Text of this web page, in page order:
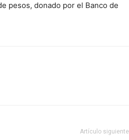
pesos, donado por el Banco de
Artículo siguiente